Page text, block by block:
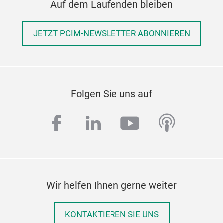
Auf dem Laufenden bleiben
JETZT PCIM-NEWSLETTER ABONNIEREN
Folgen Sie uns auf
facebook
linkedinyoutube
Wir helfen Ihnen gerne weiter
KONTAKTIEREN SIE UNS